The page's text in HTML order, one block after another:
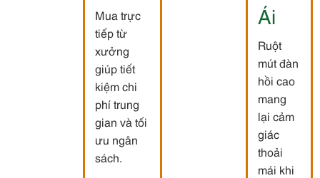
Mua trực
tiếp từ
xưởng
giúp tiết
kiệm chi
phí trung
gian và tối
ưu ngân
sách.
Ái
Ruột
mút đàn
hồi cao
mang
lại cảm
giác
thoải
mái khi